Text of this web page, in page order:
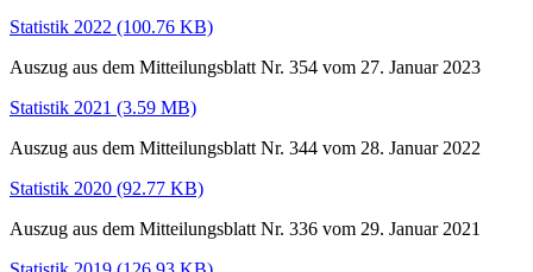
Statistik 2022 (100.76 KB)
Auszug aus dem Mitteilungsblatt Nr. 354 vom 27. Januar 2023
Statistik 2021 (3.59 MB)
Auszug aus dem Mitteilungsblatt Nr. 344 vom 28. Januar 2022
Statistik 2020 (92.77 KB)
Auszug aus dem Mitteilungsblatt Nr. 336 vom 29. Januar 2021